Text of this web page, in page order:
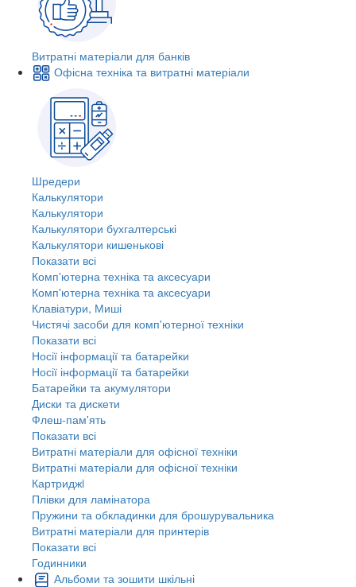
Витратні матеріали для банків
Офісна техніка та витратні матеріали
Шредери
Калькулятори
Калькулятори
Калькулятори бухгалтерські
Калькулятори кишенькові
Показати всі
Комп'ютерна техніка та аксесуари
Комп'ютерна техніка та аксесуари
Клавіатури, Миші
Чистячі засоби для комп'ютерної техніки
Показати всі
Носії інформації та батарейки
Носії інформації та батарейки
Батарейки та акумулятори
Диски та дискети
Флеш-пам'ять
Показати всі
Витратні матеріали для офісної техніки
Витратні матеріали для офісної техніки
Картриджi
Плівки для ламінатора
Пружини та обкладинки для брошурувальника
Витратні матеріали для принтерів
Показати всі
Годинники
Альбоми та зошити шкільні